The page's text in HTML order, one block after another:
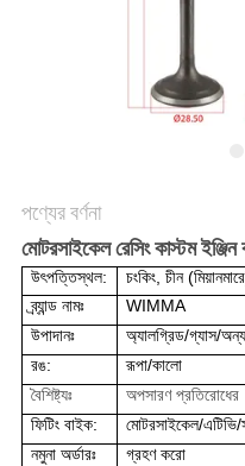
পণ্যের বর্ণনা
মোটরসাইকেল রেসিং কাস্টম
উৎপত্তিস্থল:
চংকিং, চীন
ব্র্যান্ড নামঃ
WIMMA
উপাদানঃ
অ্যালগ্রিড/গ্যাস/
রঙ:
রূপা/কালো
বৈশিষ্ট্যঃ
অপসারণ প্রতিরোধের
ফিটিং বাইক:
মোটরসাইকেল/এটিভি/
নমুনা অর্ডারঃ
গ্রহণ করো